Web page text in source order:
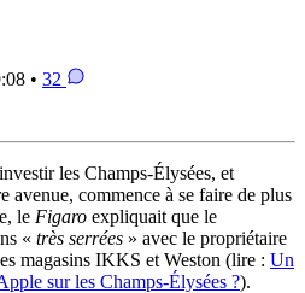
• 32
les Champs-Élysées, et
avenue, commence à se faire de plus
le Figaro expliquait que le
« très serrées » avec le propriétaire
magasins IKKS et Weston (lire : Un
sur les Champs-Élysées ?).